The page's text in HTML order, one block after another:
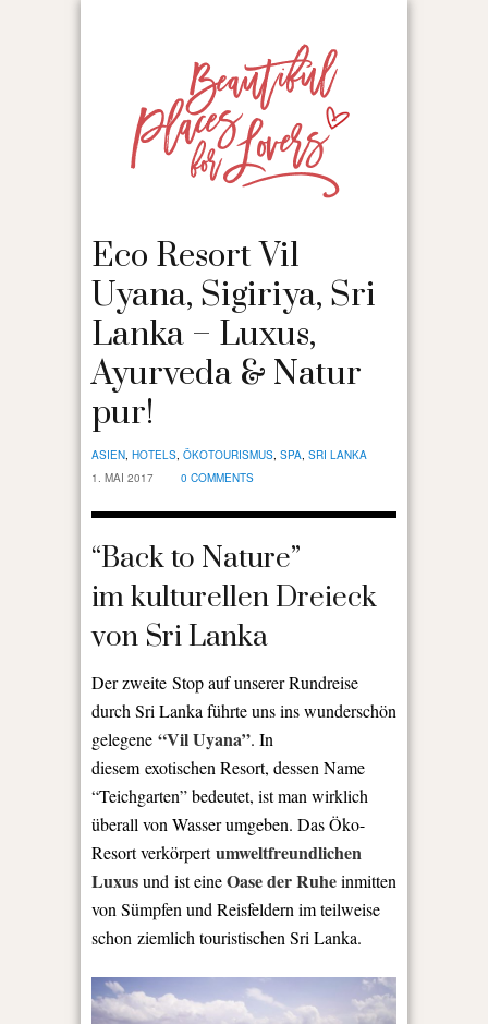
Eco Resort Vil
Uyana, Sigiriya, Sri
Lanka – Luxus,
Ayurveda & Natur
pur!
ASIEN, HOTELS, ÖKOTOURISMUS, SPA, SRI LANKA
1. MAI 2017
0 COMMENTS
“Back to Nature”
im kulturellen Dreieck
von Sri Lanka
Der zweite Stop auf unserer Rundreise
durch Sri Lanka führte uns ins wunderschön
gelegene “Vil Uyana”. In
diesem exotischen Resort, dessen Name
“Teichgarten” bedeutet, ist man wirklich
überall von Wasser umgeben. Das Öko-
Resort verkörpert umweltfreundlichen
Luxusund ist eineOase der Ruheinmitten
von Sümpfen und Reisfeldern im teilweise
schon ziemlich touristischen Sri Lanka.